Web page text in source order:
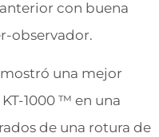
con buena
observador.
una mejor
1000 ™ en una
de una rotura de